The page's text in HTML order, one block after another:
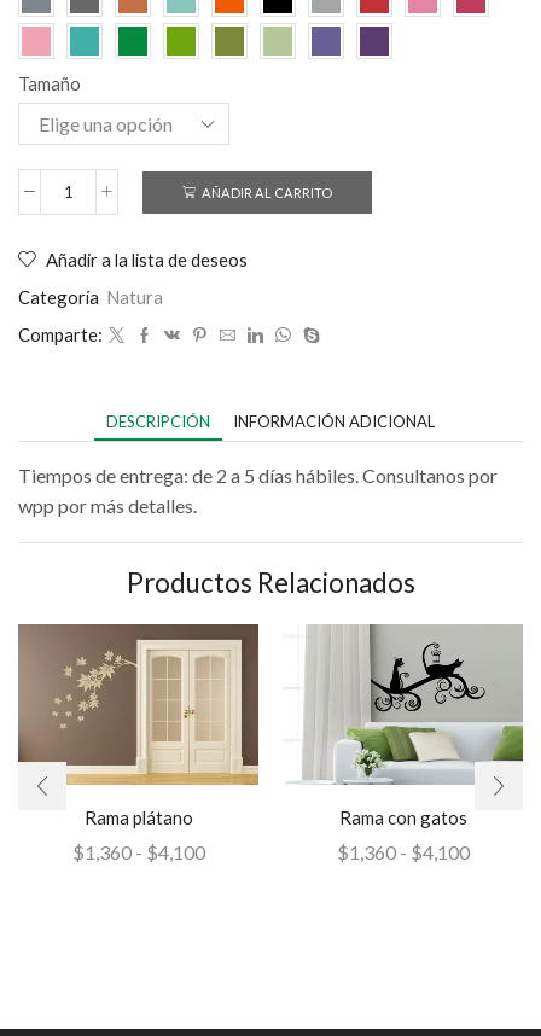
Tamaño
AÑADIR AL CARRITO
Añadir a la lista de deseos
Categoría Natura
Comparte:
DESCRIPCIÓN INFORMACIÓN ADICIONAL
Tiempos de entrega: de 2 a 5 días hábiles. Consultanos por
wpp por más detalles.
Productos Relacionados
Rama plátano
$1,360 - $4,100
Rama con gatos
$1,360 - $4,100